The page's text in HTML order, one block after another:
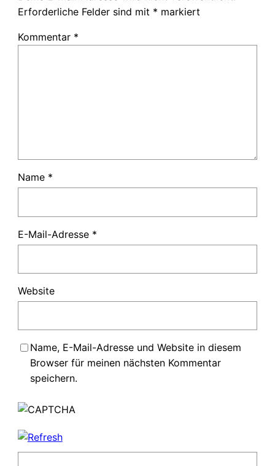
Erforderliche Felder sind mit * markiert
Kommentar *
Name *
E-Mail-Adresse *
Website
Name, E-Mail-Adresse und Website in diesem
Browser für meinen nächsten Kommentar
speichern.